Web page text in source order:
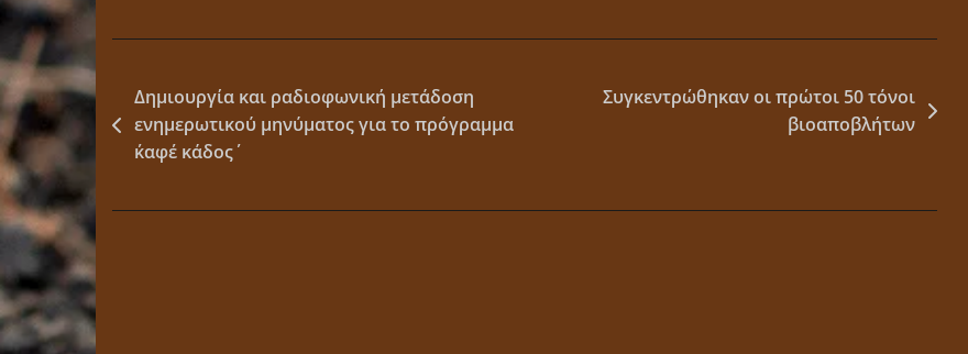
Post
navigation
Δημιουργία και ραδιοφωνική μετάδοση
ενημερωτικού μηνύματος για το πρόγραμμα
΄καφέ κάδος΄
Συγκεντρώθηκαν οι πρώτοι 50 τόνοι
βιοαποβλήτων